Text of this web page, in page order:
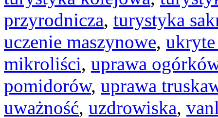
przyrodnicza, turystyka
uczenie maszynowe, ukryte
mikroliści, uprawa
pomidorów, uprawa
uważność, uzdrowiska,